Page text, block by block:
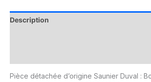
Description
Pièce détachée d’origine Saunier Duval :